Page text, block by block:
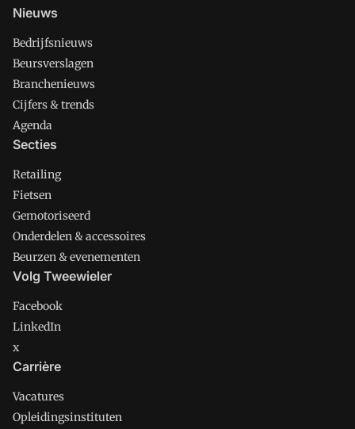
Nieuws
Bedrijfsnieuws
Beursverslagen
Branchenieuws
Cijfers & trends
Agenda
Secties
Retailing
Fietsen
Gemotoriseerd
Onderdelen & accessoires
Beurzen & evenementen
Volg Tweewieler
Facebook
LinkedIn
x
Carrière
Vacatures
Opleidingsinstituten